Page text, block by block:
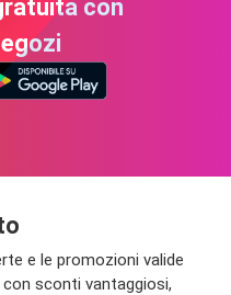
con
e le promozioni valide
sconti vantaggiosi,